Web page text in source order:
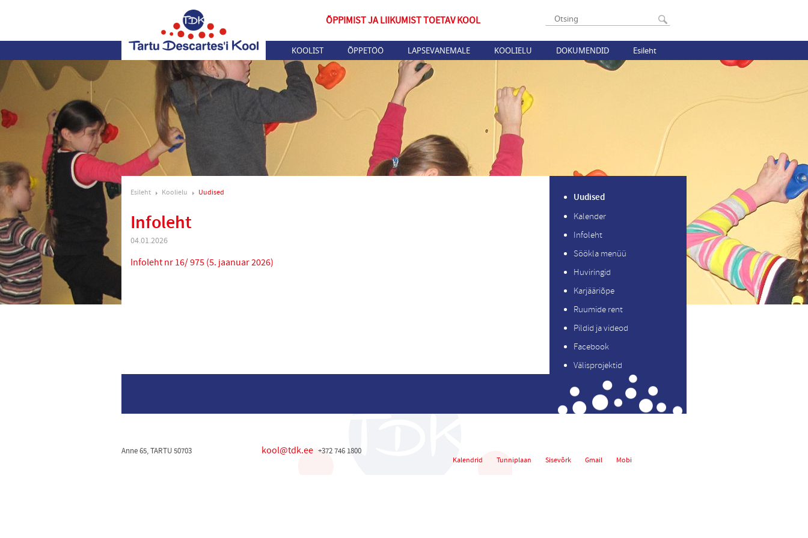
ÕPPIMIST JA LIIKUMIST TOETAV KOOL
KOOLIST ÕPPETÖÖ LAPSEVANEMALE KOOLIELU DOKUMENDID Esileht
Esileht Koolielu Uudised
Infoleht
04.01.2026
Infoleht nr 16/ 975 (5. jaanuar 2026)
Uudised
Kalender
Infoleht
Söökla menüü
Huviringid
Karjääriõpe
Ruumide rent
Pildid ja videod
Facebook
Välisprojektid
Kalendrid Tunniplaan Sisevõrk Gmail Mobi
Anne 65, TARTU 50703 kool@tdk.ee +372 746 1800